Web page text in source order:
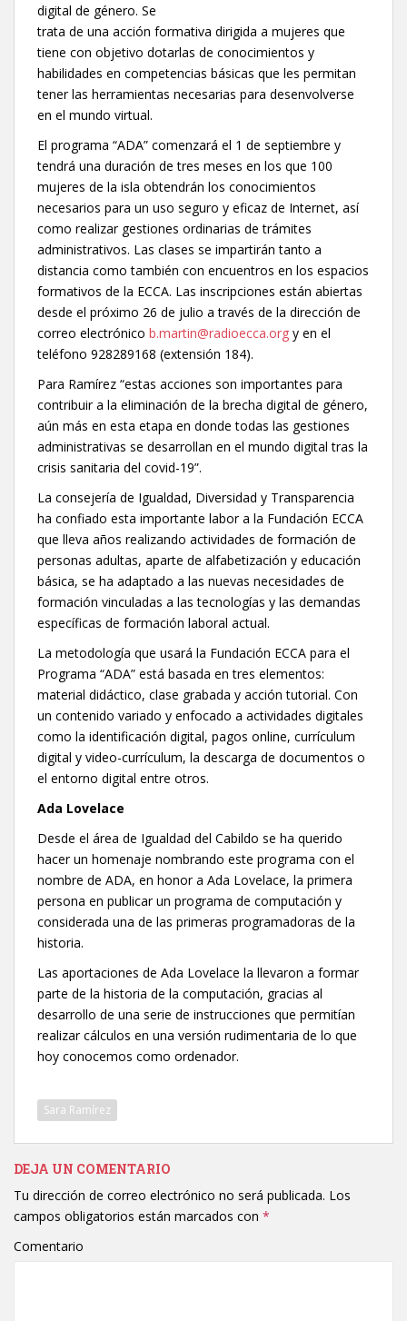
digital de género. Se
trata de una acción formativa dirigida a mujeres que
tiene con objetivo dotarlas de conocimientos y
habilidades en competencias básicas que les permitan
tener las herramientas necesarias para desenvolverse
en el mundo virtual.
El programa “ADA” comenzará el 1 de septiembre y
tendrá una duración de tres meses en los que 100
mujeres de la isla obtendrán los conocimientos
necesarios para un uso seguro y eficaz de Internet, así
como realizar gestiones ordinarias de trámites
administrativos. Las clases se impartirán tanto a
distancia como también con encuentros en los espacios
formativos de la ECCA. Las inscripciones están abiertas
desde el próximo 26 de julio a través de la dirección de
correo electrónico b.martin@radioecca.org y en el
teléfono 928289168 (extensión 184).
Para Ramírez “estas acciones son importantes para
contribuir a la eliminación de la brecha digital de género,
aún más en esta etapa en donde todas las gestiones
administrativas se desarrollan en el mundo digital tras la
crisis sanitaria del covid-19”.
La consejería de Igualdad, Diversidad y Transparencia
ha confiado esta importante labor a la Fundación ECCA
que lleva años realizando actividades de formación de
personas adultas, aparte de alfabetización y educación
básica, se ha adaptado a las nuevas necesidades de
formación vinculadas a las tecnologías y las demandas
específicas de formación laboral actual.
La metodología que usará la Fundación ECCA para el
Programa “ADA” está basada en tres elementos:
material didáctico, clase grabada y acción tutorial. Con
un contenido variado y enfocado a actividades digitales
como la identificación digital, pagos online, currículum
digital y video-currículum, la descarga de documentos o
el entorno digital entre otros.
Ada Lovelace
Desde el área de Igualdad del Cabildo se ha querido
hacer un homenaje nombrando este programa con el
nombre de ADA, en honor a Ada Lovelace, la primera
persona en publicar un programa de computación y
considerada una de las primeras programadoras de la
historia.
Las aportaciones de Ada Lovelace la llevaron a formar
parte de la historia de la computación, gracias al
desarrollo de una serie de instrucciones que permitían
realizar cálculos en una versión rudimentaria de lo que
hoy conocemos como ordenador.
Sara Ramírez
DEJA UN COMENTARIO
Tu dirección de correo electrónico no será publicada. Los
campos obligatorios están marcados con *
Comentario